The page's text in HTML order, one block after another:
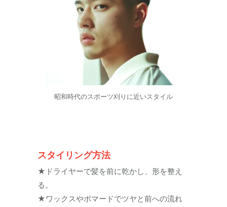
昭和時代のスポーツ刈りに近いスタイル
スタイリング方法
★ドライヤーで髪を前に乾かし、形を整え
る。
★ワックスやポマードでツヤと前への流れ